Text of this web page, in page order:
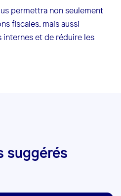
permettra non seulement
fiscales, mais aussi
internes et de réduire les
suggérés